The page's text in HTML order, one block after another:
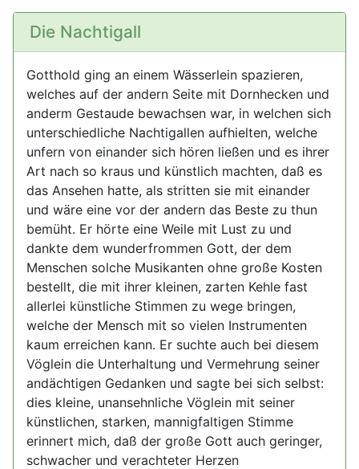
Die Nachtigall
Gotthold ging an einem Wässerlein spazieren,
welches auf der andern Seite mit Dornhecken und
anderm Gestaude bewachsen war, in welchen sich
unterschiedliche Nachtigallen aufhielten, welche
unfern von einander sich hören ließen und es ihrer
Art nach so kraus und künstlich machten, daß es
das Ansehen hatte, als stritten sie mit einander
und wäre eine vor der andern das Beste zu thun
bemüht. Er hörte eine Weile mit Lust zu und
dankte dem wunderfrommen Gott, der dem
Menschen solche Musikanten ohne große Kosten
bestellt, die mit ihrer kleinen, zarten Kehle fast
allerlei künstliche Stimmen zu wege bringen,
welche der Mensch mit so vielen Instrumenten
kaum erreichen kann. Er suchte auch bei diesem
Vöglein die Unterhaltung und Vermehrung seiner
andächtigen Gedanken und sagte bei sich selbst:
dies kleine, unansehnliche Vöglein mit seiner
künstlichen, starken, mannigfaltigen Stimme
erinnert mich, daß der große Gott auch geringer,
schwacher und verachteter Herzen